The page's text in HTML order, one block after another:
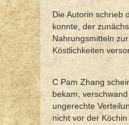
Die Autorin schrieb
konnte, der
Nahrungsmitteln
Köstlichkeiten
C Pam Zhang
bekam,
ungerechte
nicht vor der